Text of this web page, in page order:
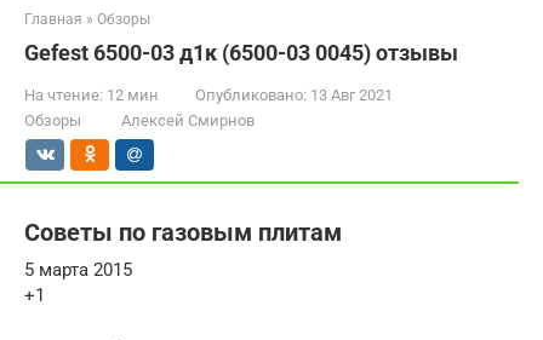
Главная » Обзоры
Gefest 6500-03 д1к (6500-03 0045) отзывы
На чтение: 12 мин Опубликовано: 13 Авг 2021
Обзоры
Алексей Смирнов
Советы по газовым плитам
5 марта 2015
+1